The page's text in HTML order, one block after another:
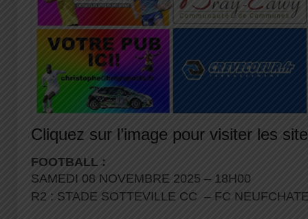
Cliquez sur l’image pour visiter les
FOOTBALL :
SAMEDI 08 NOVEMBRE 2025 – 18H00
R2 : STADE SOTTEVILLE CC – FC